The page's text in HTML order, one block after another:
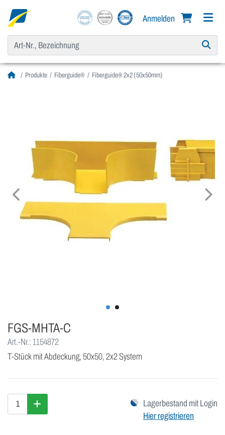
Anmelden
Produkte Fiberguide® Fiberguide® 2x2 (50x50mm)
FGS-MHTA-C
Art.-Nr.: 1154872
T-Stück mit Abdeckung, 50x50, 2x2 System
Lagerbestand mit Login
Hier registrieren